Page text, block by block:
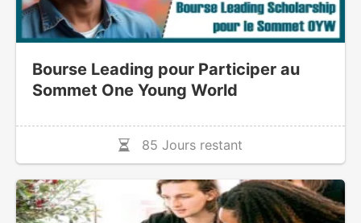
Bourse Leading pour Participer au
Sommet One Young World
85 Jours restant